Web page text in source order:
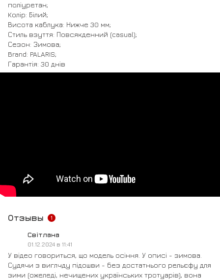
поліуретан;
Колір: Білий;
Висота каблука: Нижче 30 мм;
Стиль взуття: Повсякденний (casual);
Сезон: Зимова;
Brand: PALARIS;
Гарантія: 30 днів
Отзывы 1
Світлана
01.12.2024 в 11:41
У відео говориться, що модель осіння. У описі - зимова.
Судячи з виглчду підошви - без достатнього рельєфу для
зими (ожеледі, нечищених українських тротуарів), вона